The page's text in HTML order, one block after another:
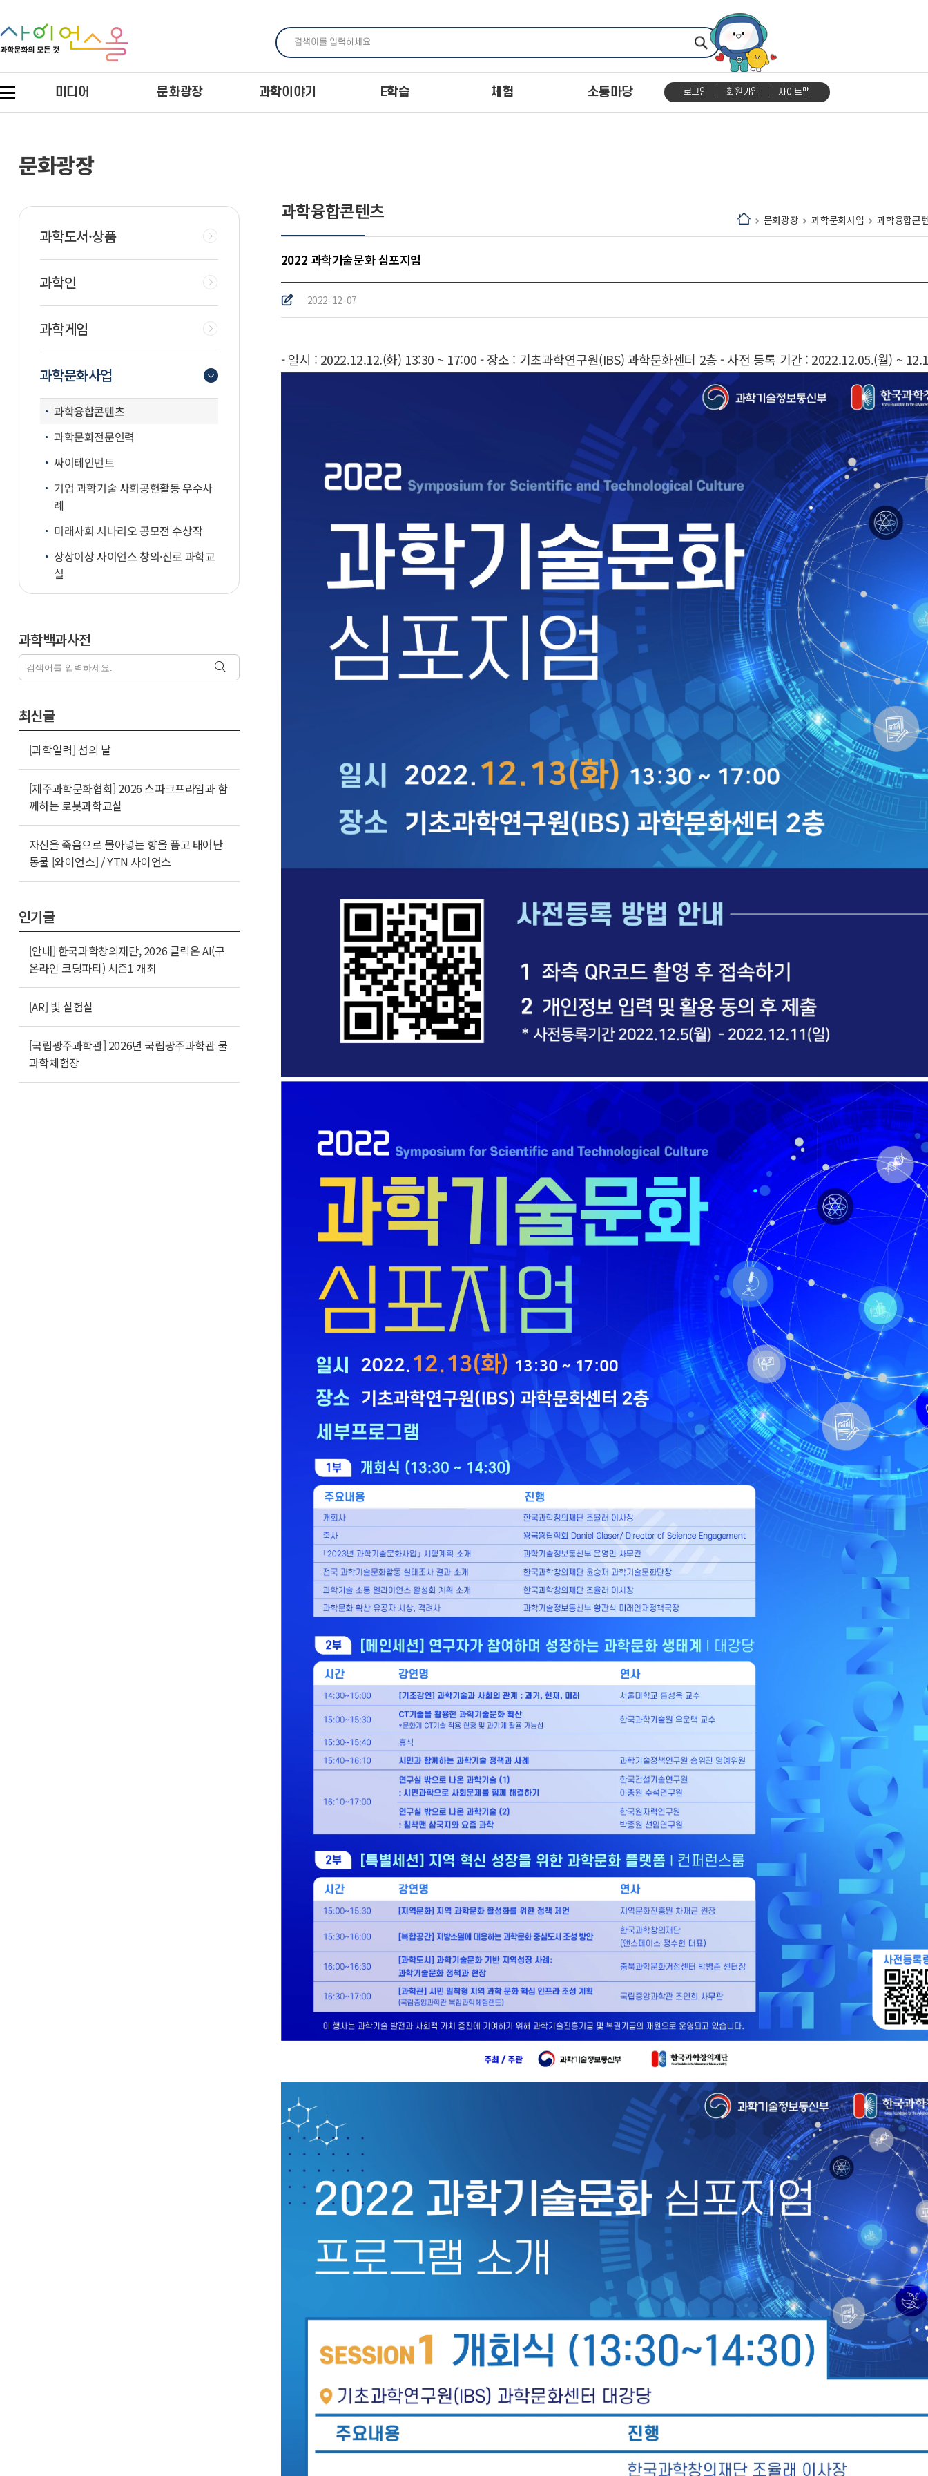
미디어 문화광장 과학이야기 E학습 체험 소통마당 로그인 회원가입 사이트맵
과학융합콘텐츠 문화광장 과학문화사업 과학융합콘
문화광장
과학도서·상품
과학인
과학게임
과학문화사업
과학융합콘텐츠
과학문화전문인력
싸이테인먼트
기업 과학기술 사회공헌활동 우수사
례
미래사회 시나리오 공모전 수상작
상상이상 사이언스 창의·진로 과학교
실
과학백과사전
최신글
[과학일력] 섬의 날
[제주과학문화협회] 2026 스파크프라임과 함
께하는 로봇과학교실
자신을 죽음으로 몰아넣는 향을 품고 태어난
동물 [와이언스] / YTN 사이언스
인기글
[안내] 한국과학창의재단, 2026 클릭온 AI(구
온라인 코딩파티) 시즌1 개최
[AR] 빛 실험실
[국립광주과학관] 2026년 국립광주과학관 물
과학체험장
2022 과학기술문화 심포지엄
2022-12-07
- 일시 : 2022.12.12.(화) 13:30 ~ 17:00 - 장소 : 기초과학연구원(IBS) 과학문화센터 2층 - 사전 등록 기간 : 2022.12.05.(월) ~